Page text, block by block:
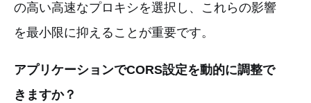
の高い高速なプロキシを選択し、これらの影響
を最小限に抑えることが重要です。
アプリケーションでCORS設定を動的に調整で
きますか？